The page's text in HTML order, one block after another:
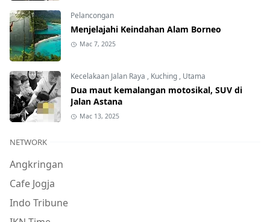
Pelancongan
Menjelajahi Keindahan Alam Borneo
Mac 7, 2025
Kecelakaan Jalan Raya , Kuching, Utama
Dua maut kemalangan motosikal, SUV di
Jalan Astana
Mac 13, 2025
NETWORK
Angkringan
Cafe Jogja
Indo Tribune